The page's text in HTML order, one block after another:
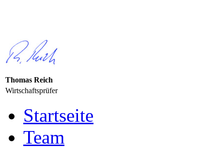
Thomas Reich
Wirtschaftsprüfer
Startseite
Team